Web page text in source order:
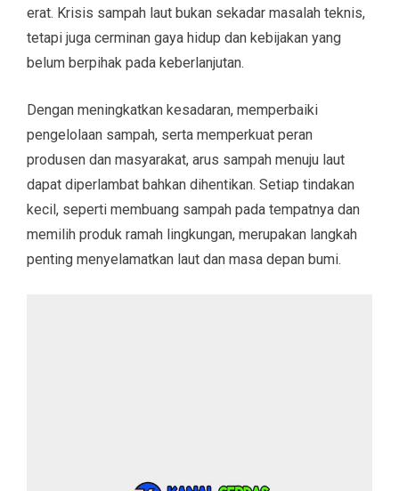
erat. Krisis sampah laut bukan sekadar masalah teknis,
tetapi juga cerminan gaya hidup dan kebijakan yang
belum berpihak pada keberlanjutan.
Dengan meningkatkan kesadaran, memperbaiki
pengelolaan sampah, serta memperkuat peran
produsen dan masyarakat, arus sampah menuju laut
dapat diperlambat bahkan dihentikan. Setiap tindakan
kecil, seperti membuang sampah pada tempatnya dan
memilih produk ramah lingkungan, merupakan langkah
penting menyelamatkan laut dan masa depan bumi.